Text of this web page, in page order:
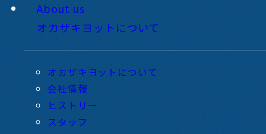
About us
オカザキヨットについて
オカザキヨットについて
会社情報
ヒストリー
スタッフ